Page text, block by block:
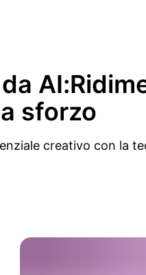
sforzo
creativo con la